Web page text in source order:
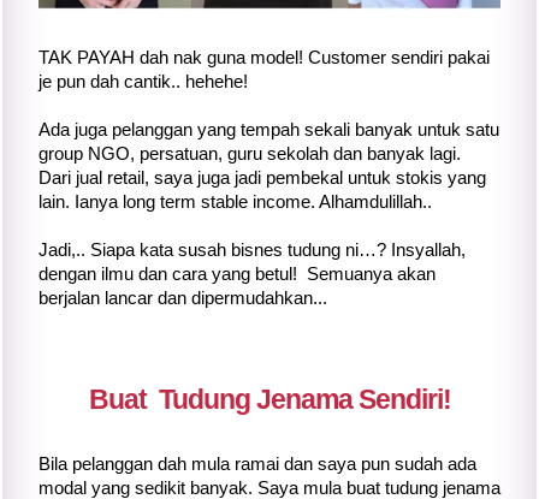
TAK PAYAH dah nak guna model! Customer sendiri pakai
je pun dah cantik.. hehehe!
Ada juga pelanggan yang tempah sekali banyak untuk satu
group NGO, persatuan, guru sekolah dan banyak lagi.
Dari jual retail, saya juga jadi pembekal untuk stokis yang
lain. Ianya long term stable income. Alhamdulillah..
Jadi,.. Siapa kata susah bisnes tudung ni…? Insyallah,
dengan ilmu dan cara yang betul! Semuanya akan
berjalan lancar dan dipermudahkan...
Buat Tudung Jenama Sendiri!
Bila pelanggan dah mula ramai dan saya pun sudah ada
modal yang sedikit banyak. Saya mula buat tudung jenama